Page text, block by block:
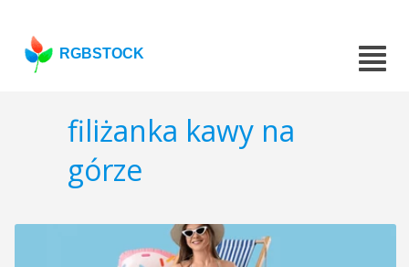
RGBSTOCK
filiżanka kawy na
górze